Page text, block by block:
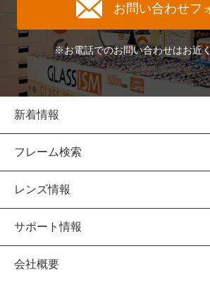
お問い合わせフ
※お電話でのお問い合わせはお近
新着情報
フレーム検索
レンズ情報
サポート情報
会社概要